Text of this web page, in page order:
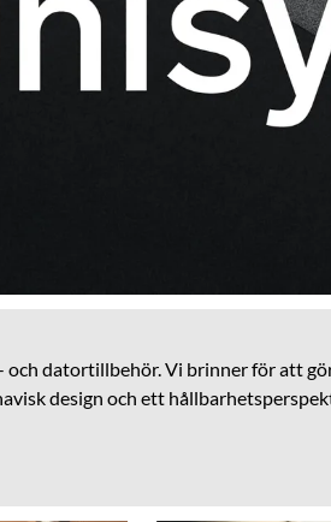
och datortillbehör. Vi brinner för att
design och ett